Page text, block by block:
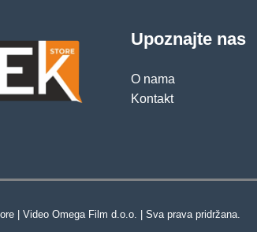
Upoznajte nas
O nama
Kontakt
| Video Omega Film d.o.o. | Sva prava pridržana.